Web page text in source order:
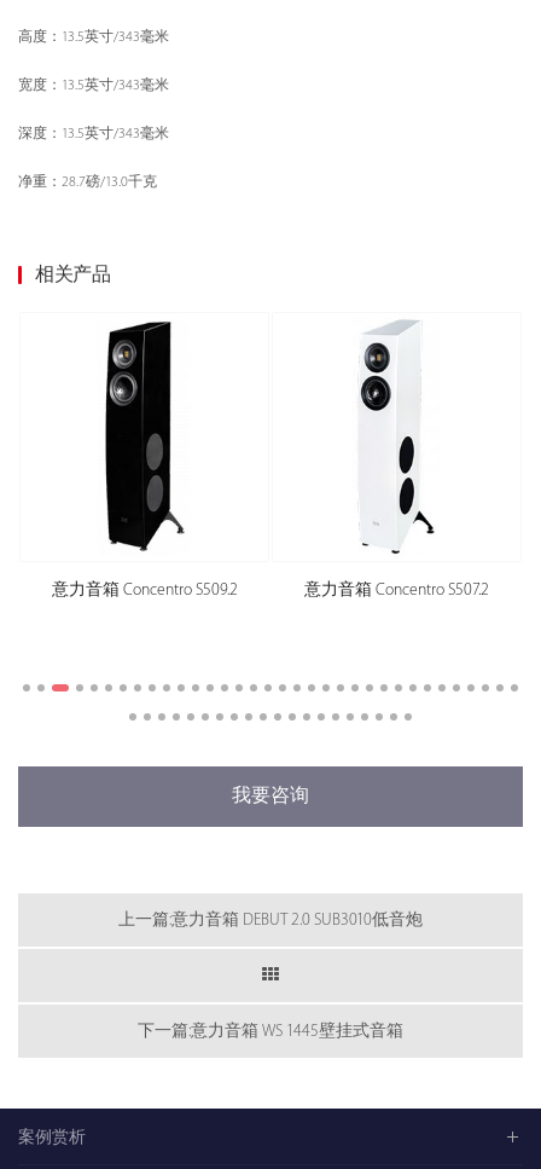
高度：13.5英寸/343毫米
宽度：13.5英寸/343毫米
深度：13.5英寸/343毫米
净重：28.7磅/13.0千克
相关产品
意力音箱 Concentro S509.2 意力音箱 Concentro S507.2
我要咨询
上一篇:意力音箱 DEBUT 2.0 SUB3010低音炮
下一篇:意力音箱 WS 1445壁挂式音箱
案例赏析